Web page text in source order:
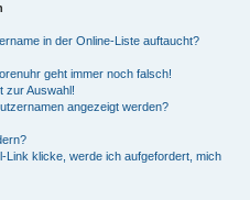
in der Online-Liste auftaucht?
geht immer noch falsch!
zur Auswahl!
angezeigt werden?
Link klicke, werde ich aufgefordert, mich